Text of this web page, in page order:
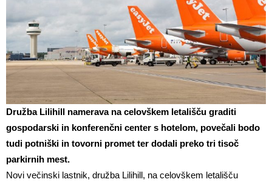
Družba Lilihill namerava na celovškem letališču graditi
gospodarski in konferenčni center s hotelom, povečali bodo
tudi potniški in tovorni promet ter dodali preko tri tisoč
parkirnih mest.
Novi večinski lastnik, družba Lilihill, na celovškem letališču